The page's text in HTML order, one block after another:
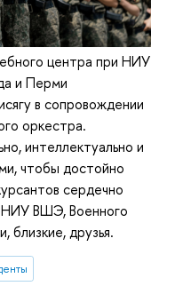
центра при НИУ
и Перми
в сопровождении
оркестра.
интеллектуально и
чтобы достойно
сердечно
НИУ ВШЭ, Военного
близкие, друзья.